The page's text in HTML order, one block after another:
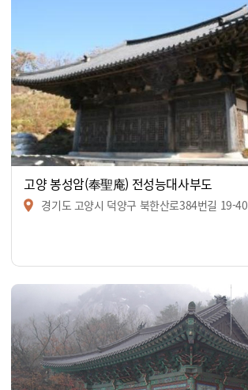
고양 봉성암(奉聖庵) 전성능대사부도
경기도 고양시 덕양구 북한산로384번길 19-40